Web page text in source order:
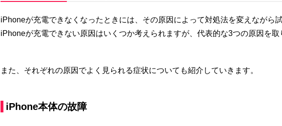
iPhoneが充電できなくなったときには、その原因によって対処法を変えながら
iPhoneが充電できない原因はいくつか考えられますが、代表的な3つの原因を取
また、それぞれの原因でよく見られる症状についても紹介していきます。
iPhone本体の故障